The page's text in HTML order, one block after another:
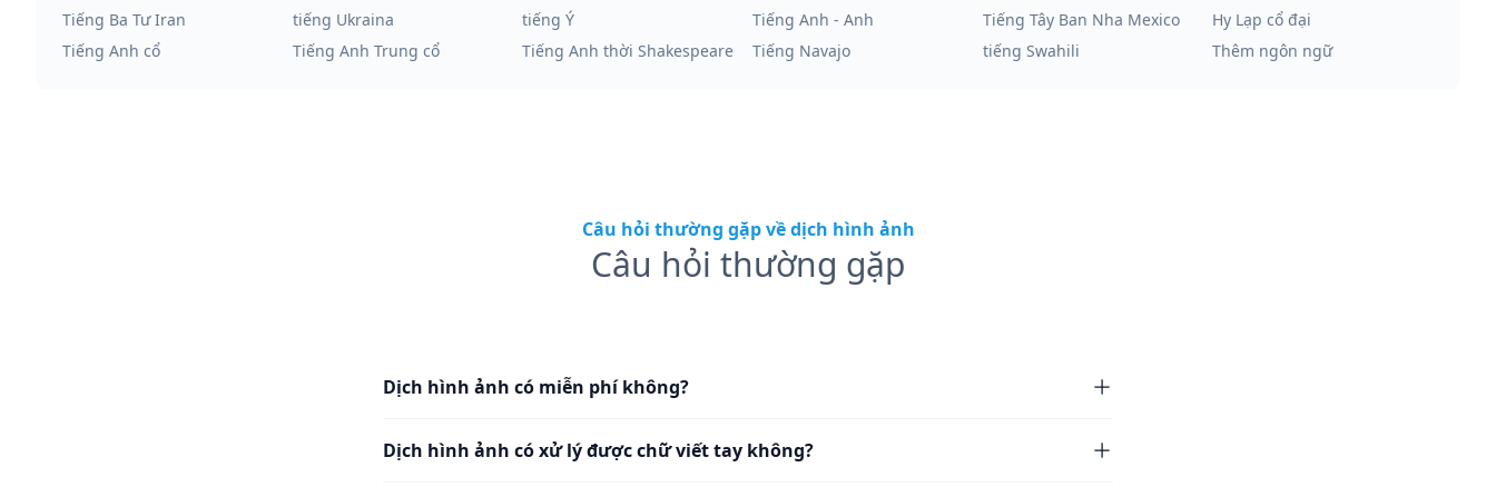
Tiếng Ba Tư Iran
tiếng Ukraina tiếng Ý Tiếng Anh - Anh Tiếng Tây Ban Nha Mexico
Hy Lạp cổ đại
Tiếng Anh cổ
Tiếng Anh Trung cổ Tiếng Anh thời Shakespeare Tiếng Navajo tiếng Swahili Thêm ngôn ngữ
Câu hỏi thường gặp về dịch hình ảnh
Câu hỏi thường gặp
Dịch hình ảnh có miễn phí không?
Dịch hình ảnh có xử lý được chữ viết tay không?